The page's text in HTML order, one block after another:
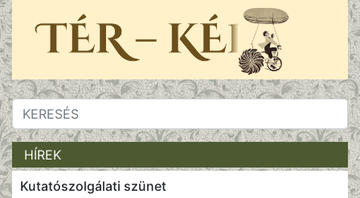
HÍREK
Kutatószolgálati szünet